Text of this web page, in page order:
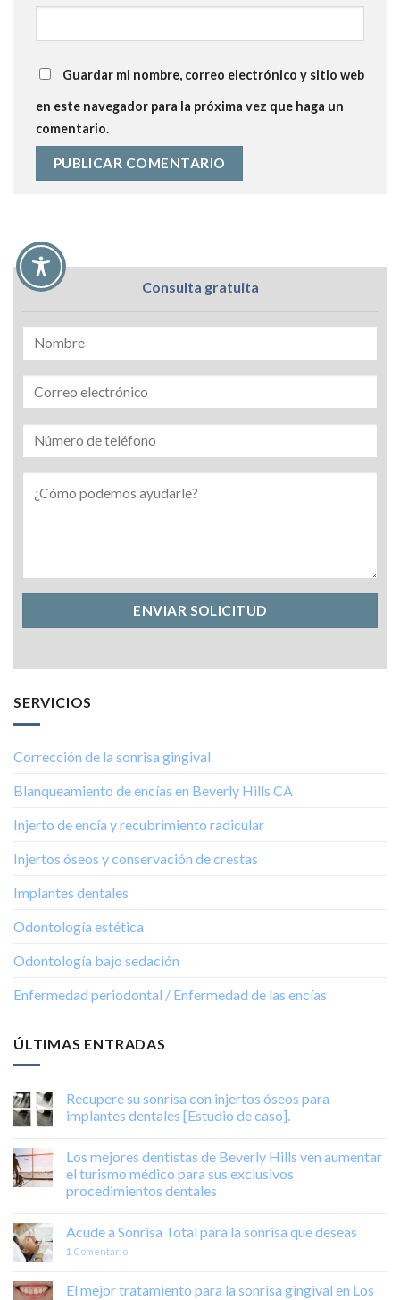
Guardar mi nombre, correo electrónico y sitio web
en este navegador para la próxima vez que haga un
comentario.
Consulta gratuita
SERVICIOS
Corrección de la sonrisa gingival
Blanqueamiento de encías en Beverly Hills CA
Injerto de encía y recubrimiento radicular
Injertos óseos y conservación de crestas
Implantes dentales
Odontología estética
Odontología bajo sedación
Enfermedad periodontal / Enfermedad de las encías
ÚLTIMAS ENTRADAS
Recupere su sonrisa con injertos óseos para
implantes dentales [Estudio de caso].
Los mejores dentistas de Beverly Hills ven aumentar
el turismo médico para sus exclusivos
procedimientos dentales
Acude a Sonrisa Total para la sonrisa que deseas
1 Comentario
El mejor tratamiento para la sonrisa gingival en Los